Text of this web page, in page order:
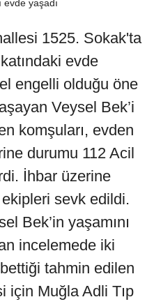
1525. Sokak'ta
evde
engelli olduğu öne
Veysel Bek’i
komşuları, evden
durumu 112 Acil
İhbar üzerine
sevk edildi.
Bek’in yaşamını
incelemede iki
tahmin edilen
için Muğla Adli Tıp